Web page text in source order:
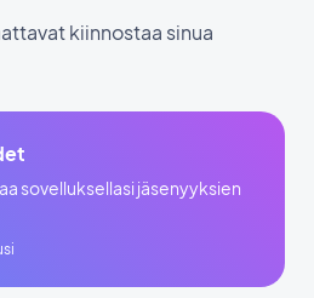
kiinnostaa sinua
sovelluksellasi jäsenyyksien